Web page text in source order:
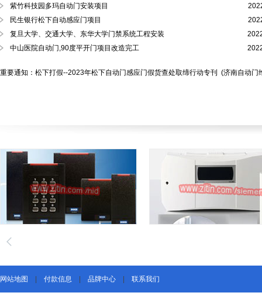
紫竹科技园多玛自动门安装项目
民生银行松下自动感应门项目
复旦大学、交通大学、东华大学门禁系统工程安装
中山医院自动门,90度平开门项目改造完工
重要通知：松下打假--2023年松下自动门感应门假货查处取缔行动专刊 (济南自动门
网站地图 付款信息 品牌中心 联系我们